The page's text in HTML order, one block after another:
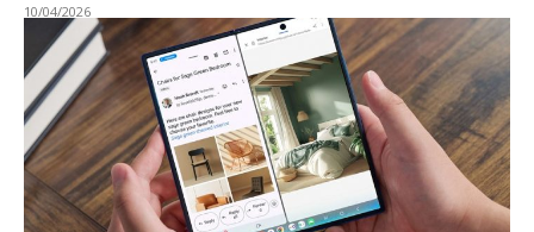
10/04/2026